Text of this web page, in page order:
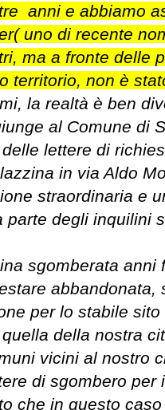
anni e abbiamo
uno di recente
ma a fronte delle
territorio, non è
la realtà è ben
al Comune di
lettere di
in via Aldo
straordinaria e
degli inquilini
sgomberata anni
abbandonata,
per lo stabile
della nostra
vicini al nostro
di sgombero per
che in questo